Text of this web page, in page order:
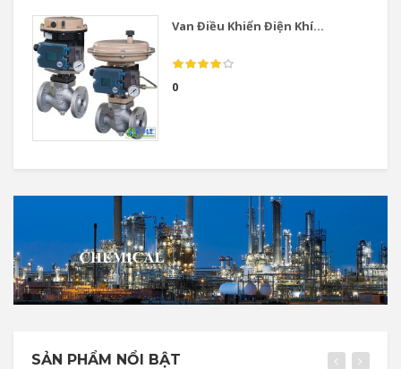
Van Điều Khiển Điện Khí...
0
SẢN PHẨM NỔI BẬT